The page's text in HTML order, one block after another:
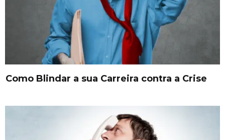
Como Blindar a sua Carreira contra a Crise